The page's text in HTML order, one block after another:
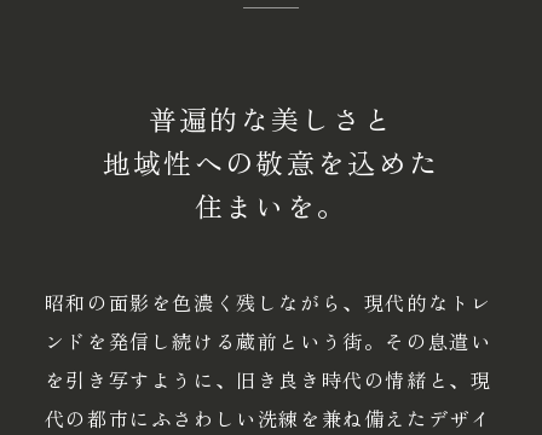
普遍的な美しさと
地域性への敬意を込めた
住まいを。
昭和の面影を色濃く残しながら、現代的なトレ
ンドを発信し続ける蔵前という街。その息遣い
を引き写すように、旧き良き時代の情緒と、現
代の都市にふさわしい洗練を兼ね備えたデザイ